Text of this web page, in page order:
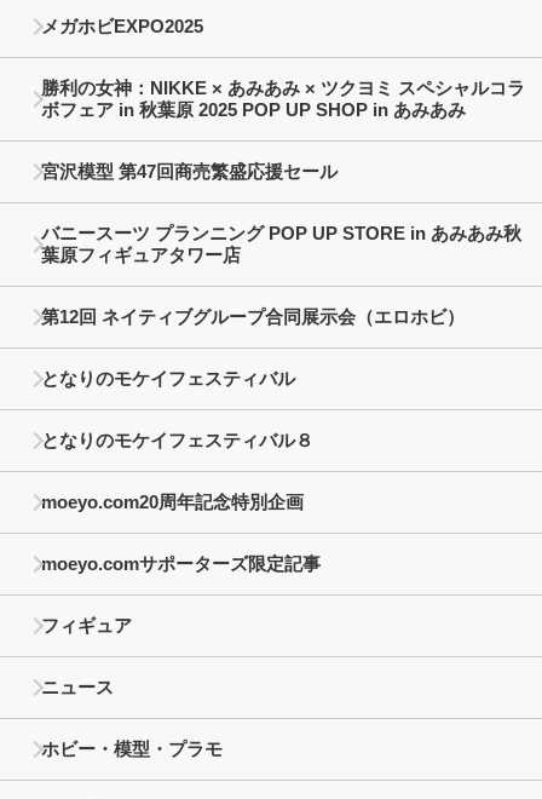
メガホビEXPO2025
勝利の女神：NIKKE × あみあみ × ツクヨミ スペシャルコラ
ボフェア in 秋葉原 2025 POP UP SHOP in あみあみ
宮沢模型 第47回商売繁盛応援セール
バニースーツ プランニング POP UP STORE in あみあみ秋
葉原フィギュアタワー店
第12回 ネイティブグループ合同展示会（エロホビ）
となりのモケイフェスティバル
となりのモケイフェスティバル８
moeyo.com20周年記念特別企画
moeyo.comサポーターズ限定記事
フィギュア
ニュース
ホビー・模型・プラモ